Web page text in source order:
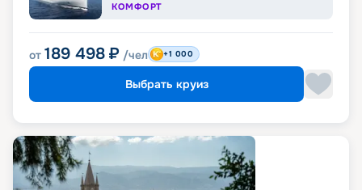
КОМФОРТ
от 189 498 ₽ /чел +1 000
Выбрать круиз